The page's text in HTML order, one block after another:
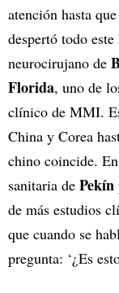
atención hasta
despertó todo
neurocirujano de
Florida, uno de
clínico de MMI.
China y Corea
chino coincide.
sanitaria de Pekín
de más estudios
que cuando se
pregunta: ‘¿Es